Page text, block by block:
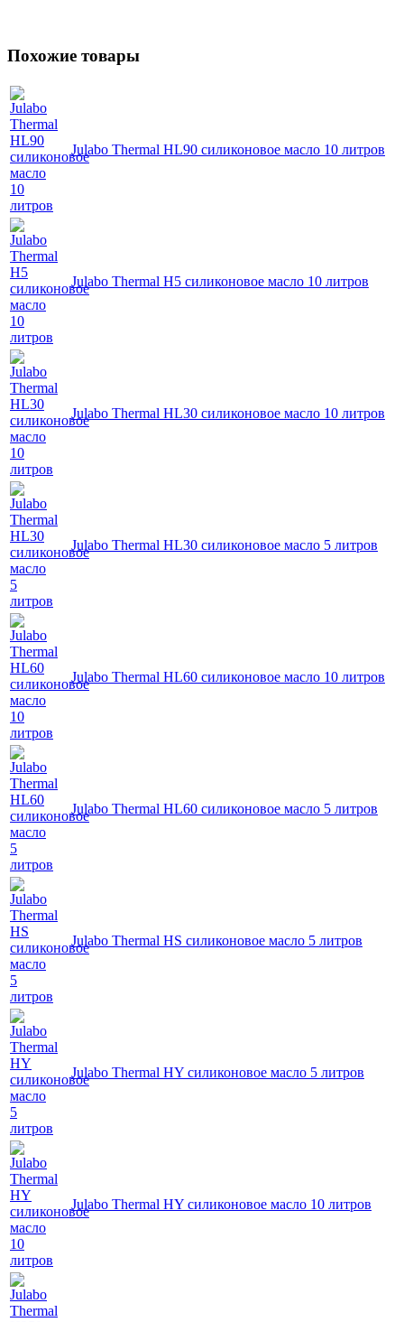
Похожие товары
Julabo Thermal HL90 силиконовое масло 10 литров
Julabo Thermal H5 силиконовое масло 10 литров
Julabo Thermal HL30 силиконовое масло 10 литров
Julabo Thermal HL30 силиконовое масло 5 литров
Julabo Thermal HL60 силиконовое масло 10 литров
Julabo Thermal HL60 силиконовое масло 5 литров
Julabo Thermal HS силиконовое масло 5 литров
Julabo Thermal HY силиконовое масло 5 литров
Julabo Thermal HY силиконовое масло 10 литров